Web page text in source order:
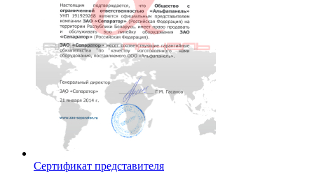
Сертификат представителя